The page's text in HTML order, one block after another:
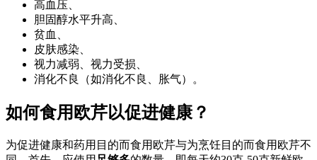
高血压、
胆固醇水平升高、
贫血、
皮肤感染、
视力减弱、视力受损、
消化不良（如消化不良、胀气）。
如何食用欧芹以促进健康？
为促进健康和药用目的而食用欧芹与为烹饪目的而食用欧芹不